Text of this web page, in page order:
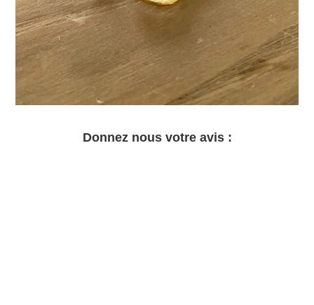
Donnez nous votre avis :